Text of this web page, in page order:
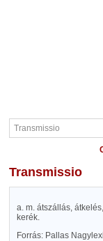
Transmissio
a. m. átszállás,
kerék.
Forrás: Pallas